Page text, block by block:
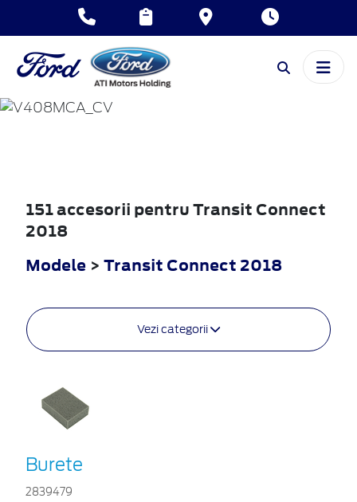
TRANSIT
CONNECT
151 accesorii pentru Transit Connect
2018
Modele > Transit Connect 2018
Vezi categorii
Burete
2839479